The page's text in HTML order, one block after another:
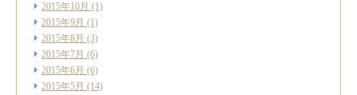
2015年10月 (1)
2015年9月 (1)
2015年8月 (3)
2015年7月 (6)
2015年6月 (6)
2015年5月 (14)